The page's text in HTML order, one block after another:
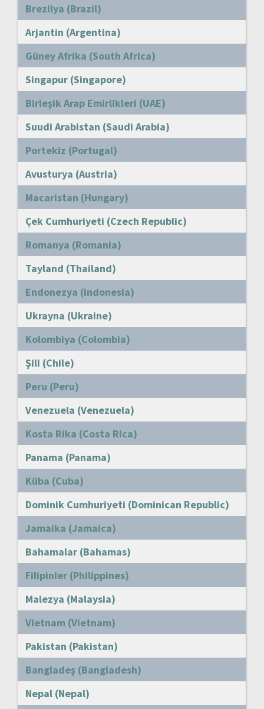
Brezilya (Brazil)
Arjantin (Argentina)
Güney Afrika (South Africa)
Singapur (Singapore)
Birleşik Arap Emirlikleri (UAE)
Suudi Arabistan (Saudi Arabia)
Portekiz (Portugal)
Avusturya (Austria)
Macaristan (Hungary)
Çek Cumhuriyeti (Czech Republic)
Romanya (Romania)
Tayland (Thailand)
Endonezya (Indonesia)
Ukrayna (Ukraine)
Kolombiya (Colombia)
Şili (Chile)
Peru (Peru)
Venezuela (Venezuela)
Kosta Rika (Costa Rica)
Panama (Panama)
Küba (Cuba)
Dominik Cumhuriyeti (Dominican Republic)
Jamaika (Jamaica)
Bahamalar (Bahamas)
Filipinler (Philippines)
Malezya (Malaysia)
Vietnam (Vietnam)
Pakistan (Pakistan)
Bangladeş (Bangladesh)
Nepal (Nepal)